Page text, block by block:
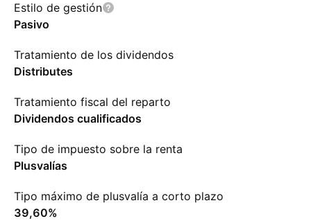
Estilo de gestión
Pasivo
Tratamiento de los dividendos
Distributes
Tratamiento fiscal del reparto
Dividendos cualificados
Tipo de impuesto sobre la renta
Plusvalías
Tipo máximo de plusvalía a corto plazo
39,60%